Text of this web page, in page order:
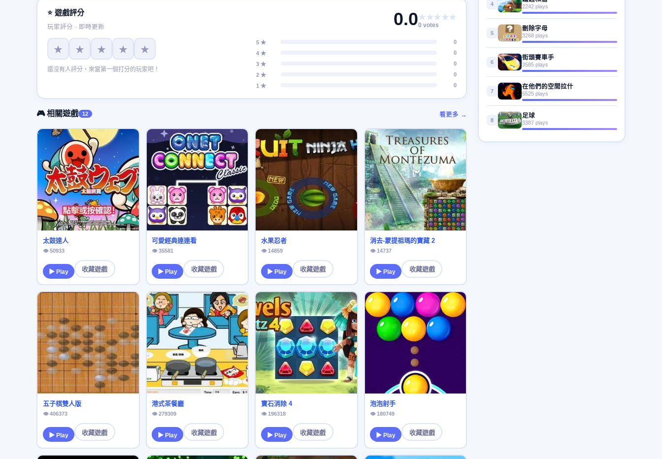
⭐ 遊戲評分
玩家評分 · 即時更新 0.0★★★★★
0 votes
★ ★ ★ ★ ★
還沒有人評分，來當第一個打分的玩家吧！
5 ★
0
4 ★
0
3 ★
0
2 ★
0
1 ★
0
🎮 相關遊戲 12 看更多 →
太鼓達人
👁 50933
▶ Play 收藏遊戲
可愛經典連連看
👁 35581
▶ Play 收藏遊戲
水果忍者
👁 14859
▶ Play 收藏遊戲
消去-蒙提祖瑪的寶藏 2
👁 14737
▶ Play 收藏遊戲
五子棋雙人版
👁 406373
▶ Play 收藏遊戲
港式茶餐廳
👁 279309
▶ Play 收藏遊戲
寶石消除 4
👁 196318
▶ Play 收藏遊戲
泡泡射手
👁 180749
▶ Play 收藏遊戲
4 2242 plays
5
刪除字母
3268 plays
6
街頭賽車手
3585 plays
7
在他們的空間拉什
5525 plays
8
足球
3387 plays